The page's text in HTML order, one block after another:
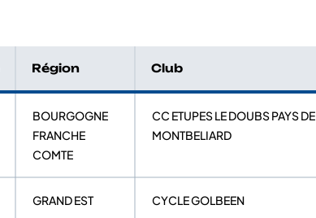
Région Club
BOURGOGNE
FRANCHE
COMTE
CC ETUPES LE DOUBS PAYS DE
MONTBELIARD
GRAND EST CYCLE GOLBEEN